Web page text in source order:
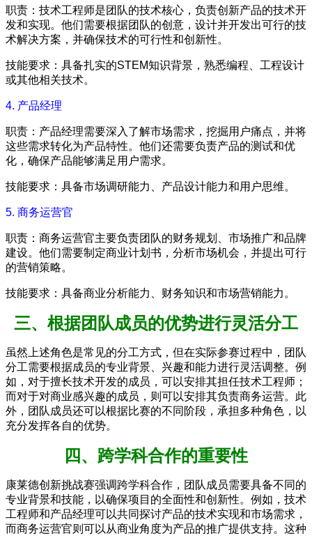
职责：技术工程师是团队的技术核心，负责创新产品的技术开
发和实现。他们需要根据团队的创意，设计并开发出可行的技
术解决方案，并确保技术的可行性和创新性。
技能要求：具备扎实的STEM知识背景，熟悉编程、工程设计
或其他相关技术。
4. 产品经理
职责：产品经理需要深入了解市场需求，挖掘用户痛点，并将
这些需求转化为产品特性。他们还需要负责产品的测试和优
化，确保产品能够满足用户需求。
技能要求：具备市场调研能力、产品设计能力和用户思维。
5. 商务运营官
职责：商务运营官主要负责团队的财务规划、市场推广和品牌
建设。他们需要制定商业计划书，分析市场机会，并提出可行
的营销策略。
技能要求：具备商业分析能力、财务知识和市场营销能力。
三、根据团队成员的优势进行灵活分工
虽然上述角色是常见的分工方式，但在实际参赛过程中，团队
分工需要根据成员的专业背景、兴趣和能力进行灵活调整。例
如，对于擅长技术开发的成员，可以安排其担任技术工程师；
而对于对商业感兴趣的成员，则可以安排其负责商务运营。此
外，团队成员还可以根据比赛的不同阶段，承担多种角色，以
充分发挥各自的优势。
四、跨学科合作的重要性
康莱德创新挑战赛强调跨学科合作，团队成员需要具备不同的
专业背景和技能，以确保项目的全面性和创新性。例如，技术
工程师和产品经理可以共同探讨产品的技术实现和市场需求，
而商务运营官则可以从商业角度为产品的推广提供支持。这种